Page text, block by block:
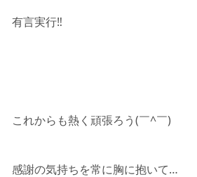
有言実行‼︎
これからも熱く頑張ろう(￣^￣)ゞ
感謝の気持ちを常に胸に抱いて…